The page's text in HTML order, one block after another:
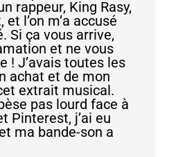
rappeur, King Rasy,
l’on m’a accusé
Si ça vous arrive,
et ne vous
! J’avais toutes les
achat et de mon
extrait musical.
pas lourd face à
Pinterest, j’ai eu
ma bande-son a